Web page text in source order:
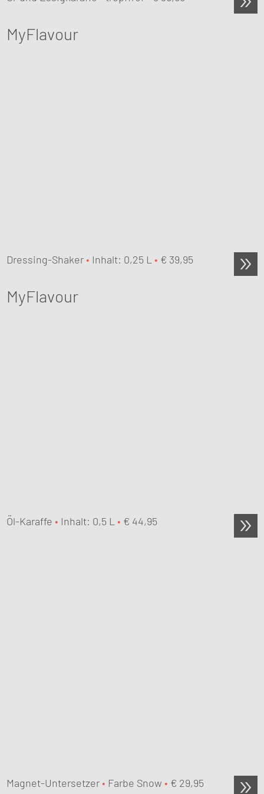
MyFlavour
Dressing-Shaker • Inhalt: 0,25 L • € 39,95
MyFlavour
Öl-Karaffe • Inhalt: 0,5 L • € 44,95
Magnet-Untersetzer • Farbe Snow • € 29,95